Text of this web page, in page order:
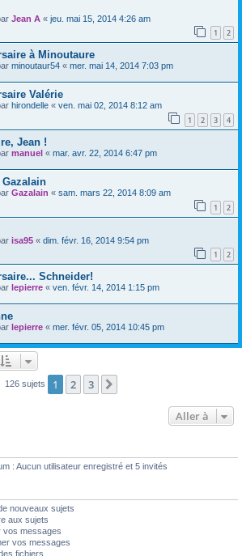
Jean A « jeu. mai 15, 2014 4:26 am
1 2
à Minoutaure
minoutaur54 « mer. mai 14, 2014 7:03 pm
Valérie
hirondelle « ven. mai 02, 2014 8:12 am
1 2 3 4
Jean !
manuel « mar. avr. 22, 2014 6:47 pm
Gazalain « sam. mars 22, 2014 8:09 am
1 2
isa95 « dim. févr. 16, 2014 9:54 pm
1 2
Schneider!
lepierre « ven. févr. 14, 2014 1:15 pm
lepierre « mer. févr. 05, 2014 10:45 pm
126 sujets 1 2 3
Aller à
: Aucun utilisateur enregistré et 5 invités
nouveaux sujets
aux sujets
vos messages
vos messages
fichiers